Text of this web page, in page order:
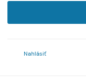
Nahlásiť